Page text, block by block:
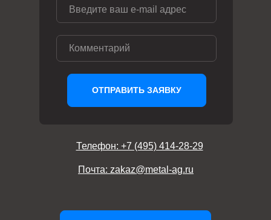
ОТПРАВИТЬ ЗАЯВКУ
Телефон: +7 (495) 414-28-29
Почта: zakaz@metal-ag.ru